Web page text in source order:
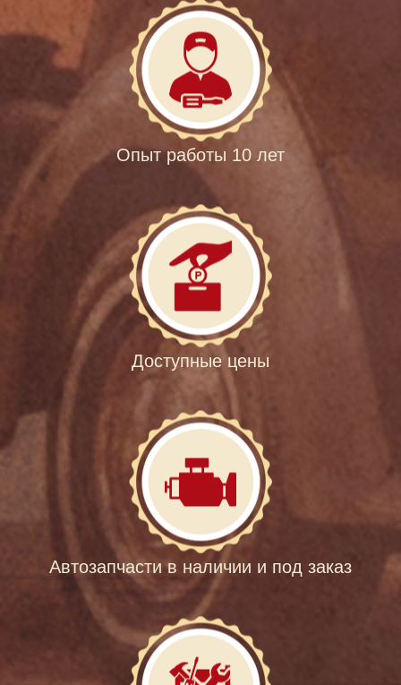
Опыт работы 10 лет
Доступные цены
Автозапчасти в наличии и под заказ